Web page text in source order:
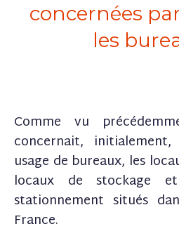
concernées
les
Comme vu
concernait,
usage de bureaux, les
locaux de stockage
stationnement situés
France.